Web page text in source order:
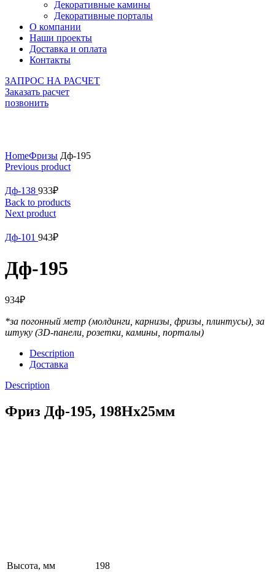
Декоративные камины
Декоративные порталы
О компании
Наши проекты
Доставка и оплата
Контакты
ЗАПРОС НА РАСЧЕТ
Заказать расчет
позвонить
HomeФризы Дф-195
Previous product
Дф-138 933₽
Back to products
Next product
Дф-101 943₽
Дф-195
934₽
*за погонный метр (молдинги, карнизы, фризы, плинтусы), за
штуку (3D-панели, розетки, камины, порталы)
Description
Доставка
Description
Фриз Дф-195, 198Нх25мм
Высота, мм
198